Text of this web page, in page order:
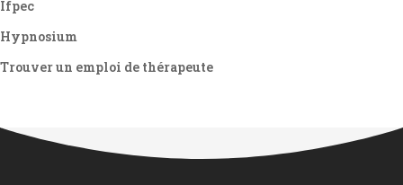
Ifpec
Hypnosium
Trouver un emploi de thérapeute